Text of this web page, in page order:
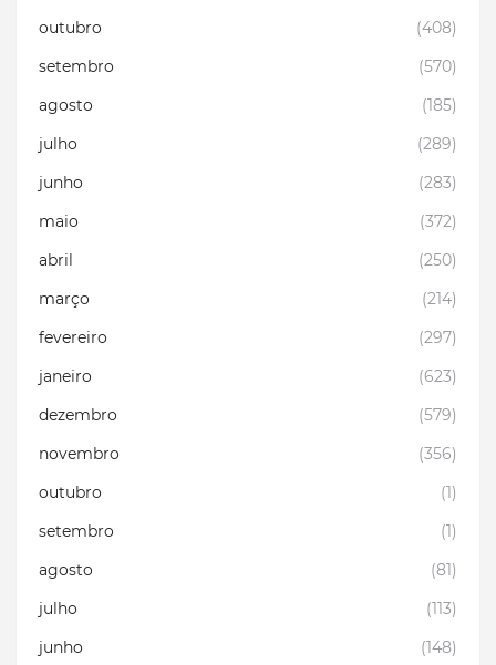
outubro
(408)
setembro
(570)
agosto
(185)
julho
(289)
junho
(283)
maio
(372)
abril
(250)
março
(214)
fevereiro
(297)
janeiro
(623)
dezembro
(579)
novembro
(356)
outubro
(1)
setembro
(1)
agosto
(81)
julho
(113)
junho
(148)